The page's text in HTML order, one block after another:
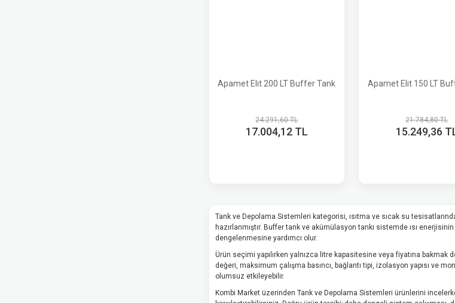
Apamet Elit 200 LT Buffer Tank
24.291,60 TL
17.004,12 TL
Apamet Elit 150 LT
21.784,80 TL
15.249,36
Tank ve Depolama Sistemleri kategorisi, ısıtma ve sıcak su
hazırlanmıştır. Buffer tank ve akümülasyon tankı sistemde ısı
dengelenmesine yardımcı olur.
Ürün seçimi yapılırken yalnızca litre kapasitesine veya fiyatına
değeri, maksimum çalışma basıncı, bağlantı tipi, izolasyon yapısı ve
olumsuz etkileyebilir.
Kombi Market üzerinden Tank ve Depolama Sistemleri ürünlerini